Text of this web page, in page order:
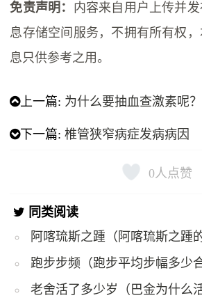
免责声明： 内容来自用户上传并
息存储空间服务，不拥有所有权
息只供参考之用。
上一篇: 为什么要抽血查激素呢？
下一篇:​椎管狭窄病症发病病因
0人点赞
同类阅读
阿喀琉斯之踵（阿喀琉斯之踵
跑步步频（跑步平均步幅多少
老舍活了多少岁（巴金为什么